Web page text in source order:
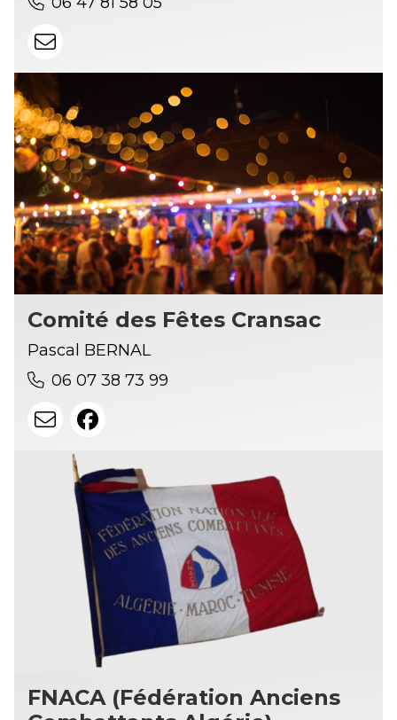
Comité des Fêtes Cransac
Pascal BERNAL
06 07 38 73 99
FNACA (Fédération Anciens